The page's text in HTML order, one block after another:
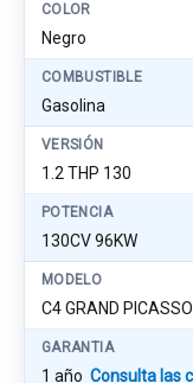
COLOR
Negro
COMBUSTIBLE
Gasolina
VERSIÓN
1.2 THP 130
POTENCIA
130CV 96KW
MODELO
C4 GRAND
GARANTIA
1 año Consulta las